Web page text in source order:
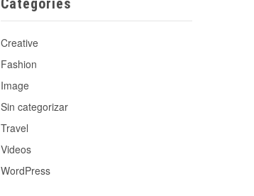
Categories
Creative
Fashion
Image
Sin categorizar
Travel
Videos
WordPress